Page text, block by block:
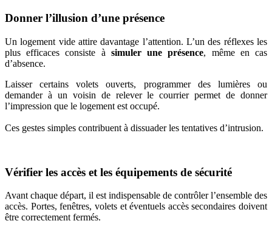
Donner l’illusion d’une présence
Un logement vide attire davantage l’attention. L’un des réflexes les
plus efficaces consiste à simuler une présence, même en cas
d’absence.
Laisser certains volets ouverts, programmer des lumières ou
demander à un voisin de relever le courrier permet de donner
l’impression que le logement est occupé.
Ces gestes simples contribuent à dissuader les tentatives d’intrusion.
Vérifier les accès et les équipements de sécurité
Avant chaque départ, il est indispensable de contrôler l’ensemble des
accès. Portes, fenêtres, volets et éventuels accès secondaires doivent
être correctement fermés.